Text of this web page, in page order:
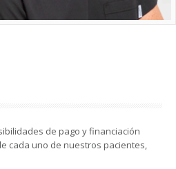
de pago y financiación
cada uno de nuestros pacientes,